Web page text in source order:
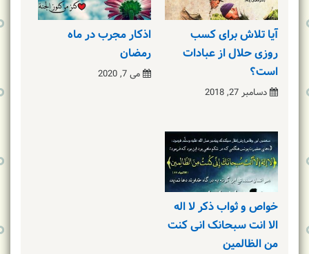
آیا تلاش برای کسب
روزی حلال از عبادات
است؟
دسامبر 27, 2018
اذکار مجرب در ماه
رمضان
می 7, 2020
خواص و ثواب ذکر لا اله
الا انت سبحانک انی کنت
من الظالمین